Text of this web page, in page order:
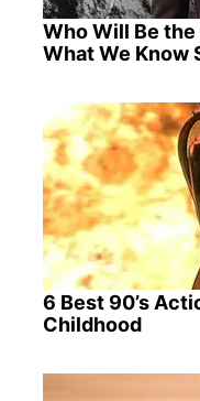
Who Will Be
What We Know
6 Best 90’s
Childhood